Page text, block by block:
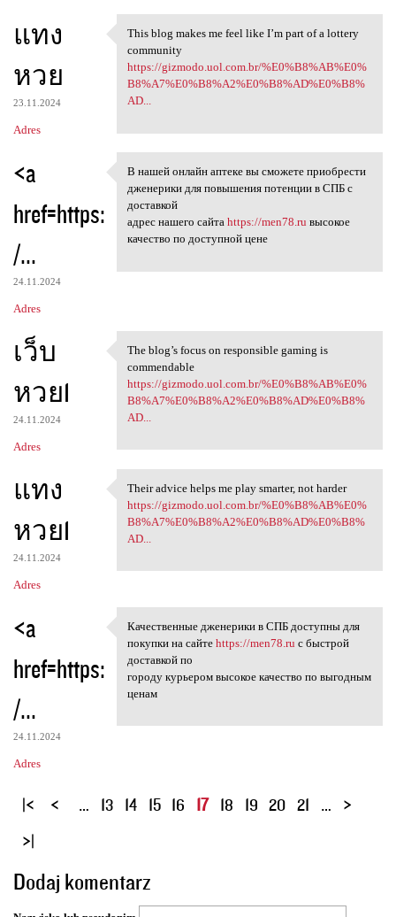
แทง
หวย
23.11.2024
Adres
This blog makes me feel like
This blog makes me feel like I’m part of a lottery
community
https://gizmodo.uol.com.br/%E0%B8%AB%E0%
B8%A7%E0%B8%A2%E0%B8%AD%E0%B8%
AD...
<a
href=https:
/...
24.11.2024
Adres
В нашей онлайн аптеке вы
В нашей онлайн аптеке вы сможете приобрести
дженерики для повышения потенции в СПБ с
доставкой
адрес нашего сайта https://men78.ru высокое
качество по доступной цене
เว็บ
หวย1
24.11.2024
Adres
The blog’s focus on
The blog’s focus on responsible gaming is
commendable
https://gizmodo.uol.com.br/%E0%B8%AB%E0%
B8%A7%E0%B8%A2%E0%B8%AD%E0%B8%
AD...
แทง
หวย1
24.11.2024
Adres
Their advice helps me play
Their advice helps me play smarter, not harder
https://gizmodo.uol.com.br/%E0%B8%AB%E0%
B8%A7%E0%B8%A2%E0%B8%AD%E0%B8%
AD...
<a
href=https:
/...
24.11.2024
Adres
Качественные дженерики в СПБ
Качественные дженерики в СПБ доступны для
покупки на сайте https://men78.ru с быстрой
доставкой по
городу курьером высокое качество по выгодным
ценам
S
o
n
… 13 14 15 16 17 18 19 20 21 …
Dodaj komentarz